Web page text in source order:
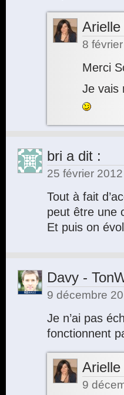
8
Merci
Je vais
bri a dit :
25 février
Tout à fait
peut être une
Et puis on
Davy -
9 décembre
Je n’ai pas
fonctionnent
9